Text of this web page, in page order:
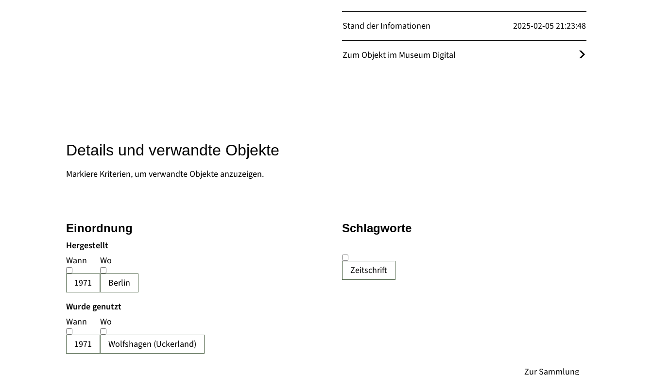
Stand der Infomationen 2025-02-05 21:23:48
Zum Objekt im Museum Digital
Details und verwandte Objekte
Markiere Kriterien, um verwandte Objekte anzuzeigen.
Hergestellt
Wann
1971
Wo
Berlin
Wurde genutzt
Wann
1971
Wo
Wolfshagen (Uckerland)
Zeitschrift
Einordnung Schlagworte